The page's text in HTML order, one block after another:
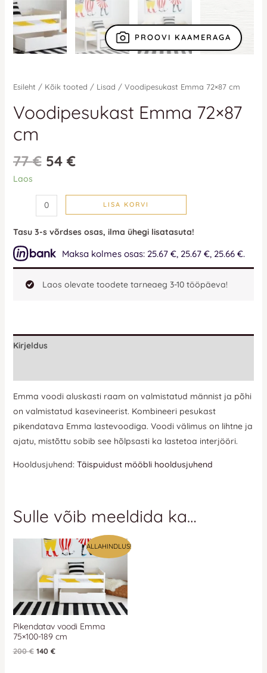
PROOVI KAAMERAGA
Esileht / Kõik tooted / Lisad / Voodipesukast Emma 72×87 cm
Voodipesukast Emma 72×87
cm
77€ 54€
Laos
LISA KORVI
Tasu 3-s võrdses osas, ilma ühegi lisatasuta!
Maksa kolmes osas: 25.67 €, 25.67 €, 25.66 €.
Laos olevate toodete tarneaeg 3-10 tööpäeva!
Kirjeldus
Emma voodi aluskasti raam on valmistatud männist ja põhi
on valmistatud kasevineerist. Kombineeri pesukast
pikendatava Emma lastevoodiga. Voodi välimus on lihtne ja
ajatu, mistõttu sobib see hõlpsasti ka lastetoa interjööri.
Hooldusjuhend: Täispuidust mööbli hooldusjuhend
Sulle võib meeldida ka…
ALLAHINDLUS!
Pikendatav voodi Emma
75×100-189 cm
200€
Praegune
hind
200 €.
140 €